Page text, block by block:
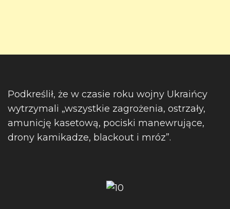
Podkreślił, że w czasie roku wojny Ukraińcy
wytrzymali „wszystkie zagrożenia, ostrzały,
amunicję kasetową, pociski manewrujące,
drony kamikadze, blackout i mróz”.